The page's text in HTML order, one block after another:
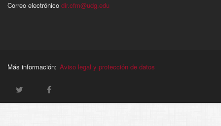
Correo electrónico dir.cfm@udg.edu
Más información: Aviso legal y protección de datos